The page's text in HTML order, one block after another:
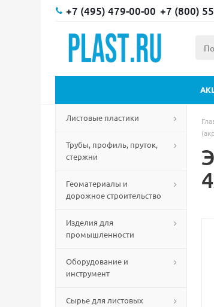
+7 (495) 479-00-00 +7 (800)
Листовые пластики
Трубы, профиль, пруток,
стержни
Геоматериалы и
дорожное строительство
Изделия для
промышленности
Оборудование и
инструмент
Сырье для листовых